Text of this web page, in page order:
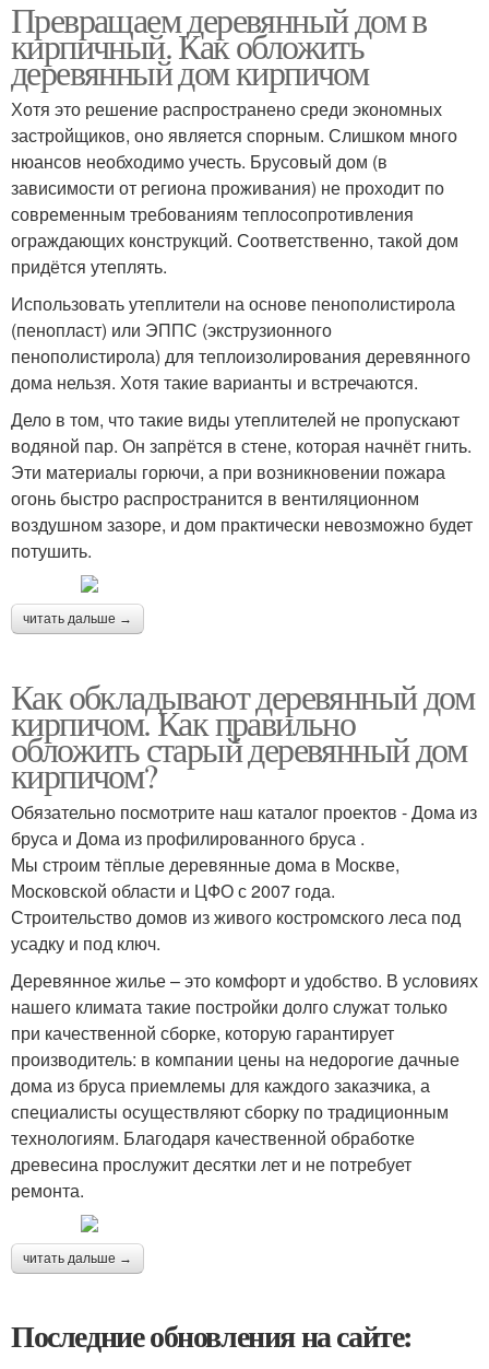
Превращаем деревянный дом в
кирпичный. Как обложить
деревянный дом кирпичом
Хотя это решение распространено среди экономных
застройщиков, оно является спорным. Слишком много
нюансов необходимо учесть. Брусовый дом (в
зависимости от региона проживания) не проходит по
современным требованиям теплосопротивления
ограждающих конструкций. Соответственно, такой дом
придётся утеплять.
Использовать утеплители на основе пенополистирола
(пенопласт) или ЭППС (экструзионного
пенополистирола) для теплоизолирования деревянного
дома нельзя. Хотя такие варианты и встречаются.
Дело в том, что такие виды утеплителей не пропускают
водяной пар. Он запрётся в стене, которая начнёт гнить.
Эти материалы горючи, а при возникновении пожара
огонь быстро распространится в вентиляционном
воздушном зазоре, и дом практически невозможно будет
потушить.
читать дальше →
Как обкладывают деревянный дом
кирпичом. Как правильно
обложить старый деревянный дом
кирпичом?
Обязательно посмотрите наш каталог проектов - Дома из
бруса и Дома из профилированного бруса .
Мы строим тёплые деревянные дома в Москве,
Московской области и ЦФО с 2007 года.
Строительство домов из живого костромского леса под
усадку и под ключ.
Деревянное жилье – это комфорт и удобство. В условиях
нашего климата такие постройки долго служат только
при качественной сборке, которую гарантирует
производитель: в компании цены на недорогие дачные
дома из бруса приемлемы для каждого заказчика, а
специалисты осуществляют сборку по традиционным
технологиям. Благодаря качественной обработке
древесина прослужит десятки лет и не потребует
ремонта.
читать дальше →
Последние обновления на сайте: